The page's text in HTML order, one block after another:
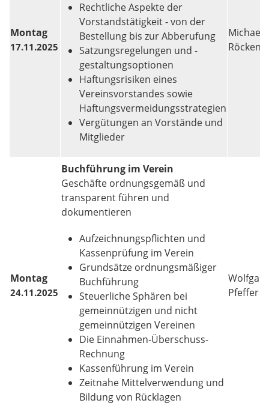
Montag
17.11.2025
Rechtliche Aspekte der
Vorstandstätigkeit - von der
Bestellung bis zur Abberufung
Satzungsregelungen und -
gestaltungsoptionen
Haftungsrisiken eines
Vereinsvorstandes sowie
Haftungsvermeidungsstrategien
Vergütungen an Vorstände und
Mitglieder
Michael
Röcken
Montag
24.11.2025
Buchführung im Verein
Geschäfte ordnungsgemäß und
transparent führen und
dokumentieren
Aufzeichnungspflichten und
Kassenprüfung im Verein
Grundsätze ordnungsmäßiger
Buchführung
Steuerliche Sphären bei
gemeinnützigen und nicht
gemeinnützigen Vereinen
Die Einnahmen-Überschuss-
Rechnung
Kassenführung im Verein
Zeitnahe Mittelverwendung und
Bildung von Rücklagen
Pfeffer